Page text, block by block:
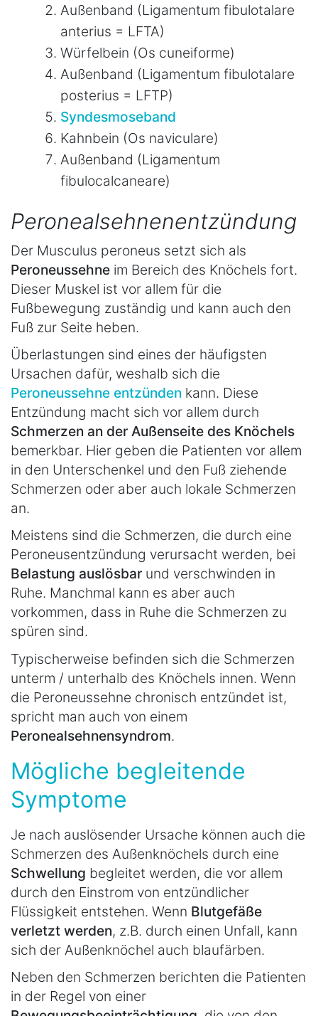
Außenband (Ligamentum fibulotalare
anterius = LFTA)
Würfelbein (Os cuneiforme)
Außenband (Ligamentum fibulotalare
posterius = LFTP)
Syndesmoseband
Kahnbein (Os naviculare)
Außenband (Ligamentum
fibulocalcaneare)
Peronealsehnenentzündung
Der Musculus peroneus setzt sich als
Peroneussehne im Bereich des Knöchels fort.
Dieser Muskel ist vor allem für die
Fußbewegung zuständig und kann auch den
Fuß zur Seite heben.
Überlastungen sind eines der häufigsten
Ursachen dafür, weshalb sich die
Peroneussehne entzünden kann. Diese
Entzündung macht sich vor allem durch
Schmerzen an der Außenseite des Knöchels
bemerkbar. Hier geben die Patienten vor allem
in den Unterschenkel und den Fuß ziehende
Schmerzen oder aber auch lokale Schmerzen
an.
Meistens sind die Schmerzen, die durch eine
Peroneusentzündung verursacht werden, bei
Belastung auslösbar und verschwinden in
Ruhe. Manchmal kann es aber auch
vorkommen, dass in Ruhe die Schmerzen zu
spüren sind.
Typischerweise befinden sich die Schmerzen
unterm / unterhalb des Knöchels innen. Wenn
die Peroneussehne chronisch entzündet ist,
spricht man auch von einem
Peronealsehnensyndrom.
Mögliche begleitende
Symptome
Je nach auslösender Ursache können auch die
Schmerzen des Außenknöchels durch eine
Schwellung begleitet werden, die vor allem
durch den Einstrom von entzündlicher
Flüssigkeit entstehen. Wenn Blutgefäße
verletzt werden, z.B. durch einen Unfall, kann
sich der Außenknöchel auch blaufärben.
Neben den Schmerzen berichten die Patienten
in der Regel von einer